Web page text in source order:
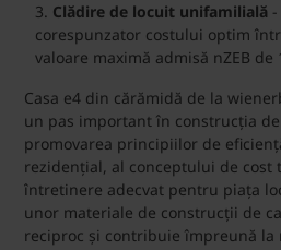
Clădire de locuit unifamilială
corespunzator costului optim
valoare maximă admisă nZEB de
Casa e4 din cărămidă de la
un pas important în construcția
promovarea principiilor de
rezidențial, al conceptului de cost
întretinere adecvat pentru piața
unor materiale de construcții de
reciproc și contribuie împreună